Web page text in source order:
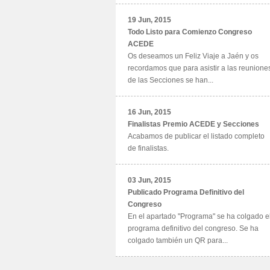
19 Jun, 2015
Todo Listo para Comienzo Congreso
ACEDE
Os deseamos un Feliz Viaje a Jaén y os
recordamos que para asistir a las
de las Secciones se han...
16 Jun, 2015
Finalistas Premio ACEDE y Secciones
Acabamos de publicar el listado completo
de finalistas.
03 Jun, 2015
Publicado Programa Definitivo del
Congreso
En el apartado "Programa" se ha colgado
programa definitivo del congreso. Se ha
colgado también un QR para...